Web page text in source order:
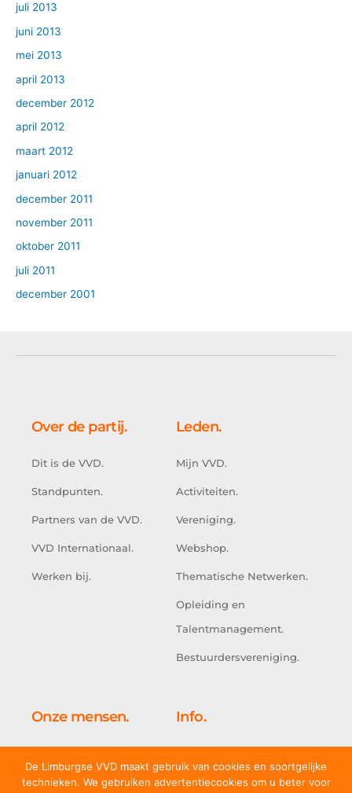
juli 2013
juni 2013
mei 2013
april 2013
december 2012
april 2012
maart 2012
januari 2012
december 2011
november 2011
oktober 2011
juli 2011
december 2001
Over de partij.
Dit is de VVD.
Standpunten.
Partners van de VVD.
VVD Internationaal.
Werken bij.
Leden.
Mijn VVD.
Activiteiten.
Vereniging.
Webshop.
Thematische Netwerken.
Opleiding en
Talentmanagement.
Bestuurdersvereniging.
Onze mensen.
Tweede Kamer.
Info.
Adresgegevens.
De Limburgse VVD maakt gebruik van cookies en soortgelijke
technieken. We gebruiken advertentiecookies om u beter voor